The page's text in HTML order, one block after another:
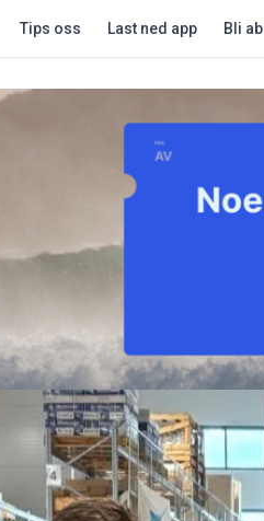
Tips oss Last ned app Bli